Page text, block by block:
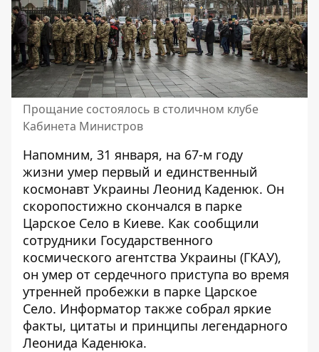
Прощание состоялось в столичном клубе
Кабинета Министров
Напомним, 31 января, на 67-м году
жизни умер первый и единственный
космонавт Украины Леонид Каденюк. Он
скоропостижно скончался в парке
Царское Село в Киеве. Как сообщили
сотрудники Государственного
космического агентства Украины (ГКАУ),
он умер от сердечного приступа во время
утренней пробежки в парке Царское
Село. Информатор также собрал яркие
факты, цитаты и принципы легендарного
Леонида Каденюка.